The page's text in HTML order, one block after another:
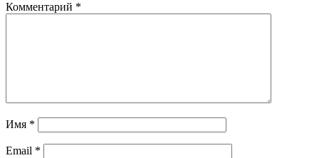
Комментарий *
Имя *
Email *